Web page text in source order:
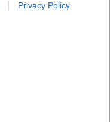
Privacy Policy